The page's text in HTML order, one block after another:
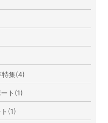
特集(4)
ト(1)
(1)